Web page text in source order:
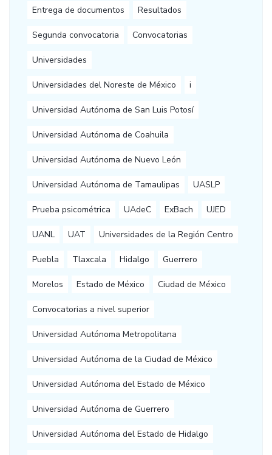
Entrega de documentos Resultados
Segunda convocatoria Convocatorias
Universidades
Universidades del Noreste de México i
Universidad Autónoma de San Luis Potosí
Universidad Autónoma de Coahuila
Universidad Autónoma de Nuevo León
Universidad Autónoma de Tamaulipas UASLP
Prueba psicométrica UAdeC ExBach UJED
UANL UAT Universidades de la Región Centro
Puebla Tlaxcala Hidalgo Guerrero
Morelos Estado de México Ciudad de México
Convocatorias a nivel superior
Universidad Autónoma Metropolitana
Universidad Autónoma de la Ciudad de México
Universidad Autónoma del Estado de México
Universidad Autónoma de Guerrero
Universidad Autónoma del Estado de Hidalgo